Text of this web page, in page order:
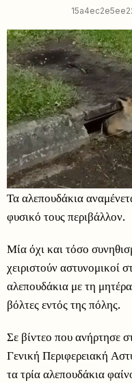
Τα αλεπουδάκια
φυσικό τους περιβάλλον.
Μία όχι και τόσο
χειριστούν αστυνομικοί
αλεπουδάκια με τη
βόλτες εντός της πόλης.
Σε βίντεο που ανήρτησε
Γενική Περιφερειακή
τα τρία αλεπουδάκια